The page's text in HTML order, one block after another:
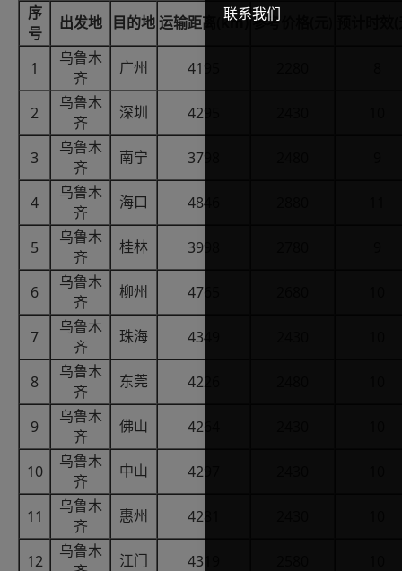
联系我们
序
号
出发地 目的地 运输距离 (km) 参考价格
1
乌鲁木
齐
广州 4195
2
乌鲁木
齐
深圳 4295
3
乌鲁木
齐
南宁 3798
4
乌鲁木
齐
海口 4846
5
乌鲁木
齐
桂林 3998
6
乌鲁木
齐
柳州 4765
7
乌鲁木
齐
珠海 4349
8
乌鲁木
齐
东莞 4226
9
乌鲁木
齐
佛山 4264
10
乌鲁木
齐
中山 4297
11
乌鲁木
齐
惠州 4281
12
乌鲁木
江门 4319